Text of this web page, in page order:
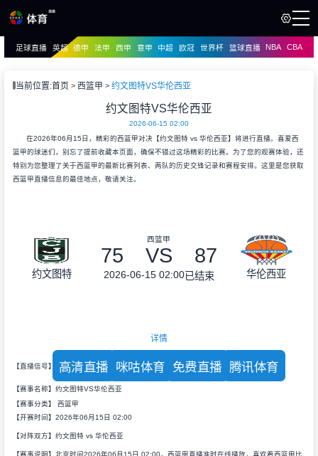
播
足球直播 英超 德甲 法甲 西甲 意甲 中超 欧冠 世界杯 篮球直播 NBA CBA
当前位置:首页 西篮甲 约文图特VS华伦西亚
约文图特VS华伦西亚
2026-06-15 02:00
在2026年06月15日，精彩的西篮甲对决【约文图特 vs 华伦西亚】将进行直播。喜爱西
篮甲的球迷们，别忘了提前收藏本页面，确保不错过这场精彩的比赛。为了您的观赛体验，还
特别为您整理了关于西篮甲的最新比赛列表、两队的历史交锋记录和赛程安排。这里是您获取
西篮甲直播信息的最佳地点，敬请关注。
约文图特
西篮甲
75 VS 87
2026-06-15 02:00已结束 华伦西亚
详情
【直播信号】 高清直播 咪咕体育 免费直播 腾讯体育
【赛事名称】约文图特VS华伦西亚
【赛事分类】 西篮甲
【开赛时间】2026年06月15日 02:00
【对阵双方】约文图特 vs 华伦西亚
【赛事说明】北京时间2026年06月15日 02:00，西篮甲直播准时在线播放，喜欢看西篮甲比